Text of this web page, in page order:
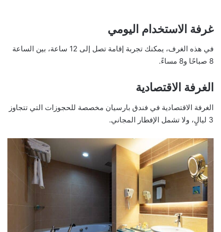
غرفة الاستخدام اليومي
في هذه الغرف، يمكنك تجربة إقامة تصل إلى 12 ساعة، بين الساعة
8 صباحًا و8 مساءً.
الغرفة الاقتصادية
الغرفة الاقتصادية في فندق بارسيان مخصصة للحجوزات التي تتجاوز
3 ليالٍ، ولا تشمل الإفطار المجاني.